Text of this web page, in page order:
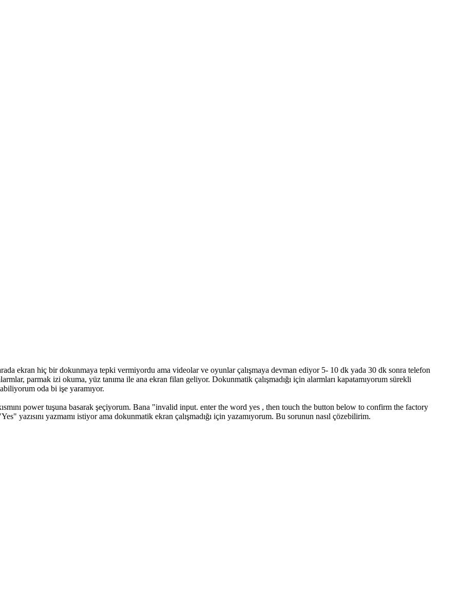
ekran hiç bir dokunmaya tepki vermiyordu ama videolar ve oyunlar çalışmaya devman ediyor 5- 10 dk yada 30 dk sonra telefon
parmak izi okuma, yüz tanıma ile ana ekran filan geliyor. Dokunmatik çalışmadığı için alarmları kapatamıyorum sürekli
oda bi işe yaramıyor.
power tuşuna basarak şeçiyorum. Bana "invalid input. enter the word yes , then touch the button below to confirm the factory
yazısını yazmamı istiyor ama dokunmatik ekran çalışmadığı için yazamıyorum. Bu sorunun nasıl çözebilirim.